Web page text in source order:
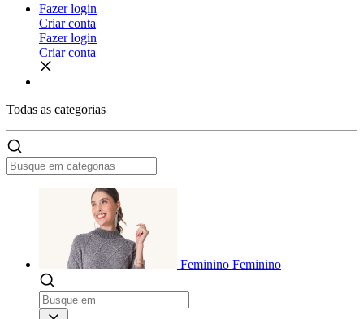
Fazer login
Criar conta
Fazer login
Criar conta
Todas as categorias
Feminino Feminino